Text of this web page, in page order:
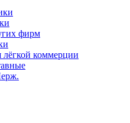
фирм
лёгкой коммерции